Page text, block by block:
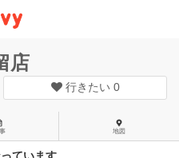
店
行きたい 0
地図
ています